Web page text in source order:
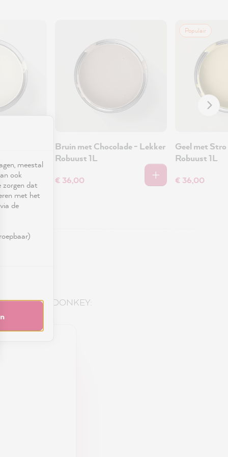
Bruin met Chocolade - Lekker
Robuust 1L
€ 36,00
Populair
Geel met
Robuust 1L
€ 36,00
bij DONKEY:
meestal
ook
zorgen dat
met het
de